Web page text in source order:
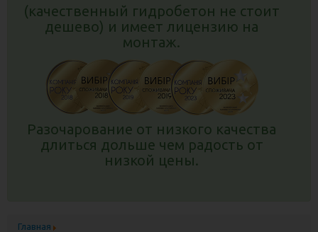
СТАНЦИЯ ГЛУБОКОЙ ОЧИСТКИ СТОКОВ ECOTRON
АВТОНОМНАЯ КАНАЛИЗАЦИЯ ДЛЯ ЗАГОРОДНОГО
ДОМА: СЕПТИКИ ПЛАСТИКОВЫЕ С МОНТАЖЕМ
ДРЕНАЖНЫЕ МОДУЛИ
КАНАЛИЗАЦИЯ В ЧАСТНЫЙ ДОМ: СЕПТИКИ ИЗ
ЖЕЛЕЗОБЕТОННЫХ КОЛЕЦ
ДРЕНАЖНЫЕ ТОННЕЛИ
ЛИВНЕВАЯ КАНАЛИЗАЦИЯ
(качественный гидробетон не стоит
дешево) и имеет лицензию на
монтаж.
Разочарование от низкого качества
длиться дольше чем радость от
низкой цены.
Главная